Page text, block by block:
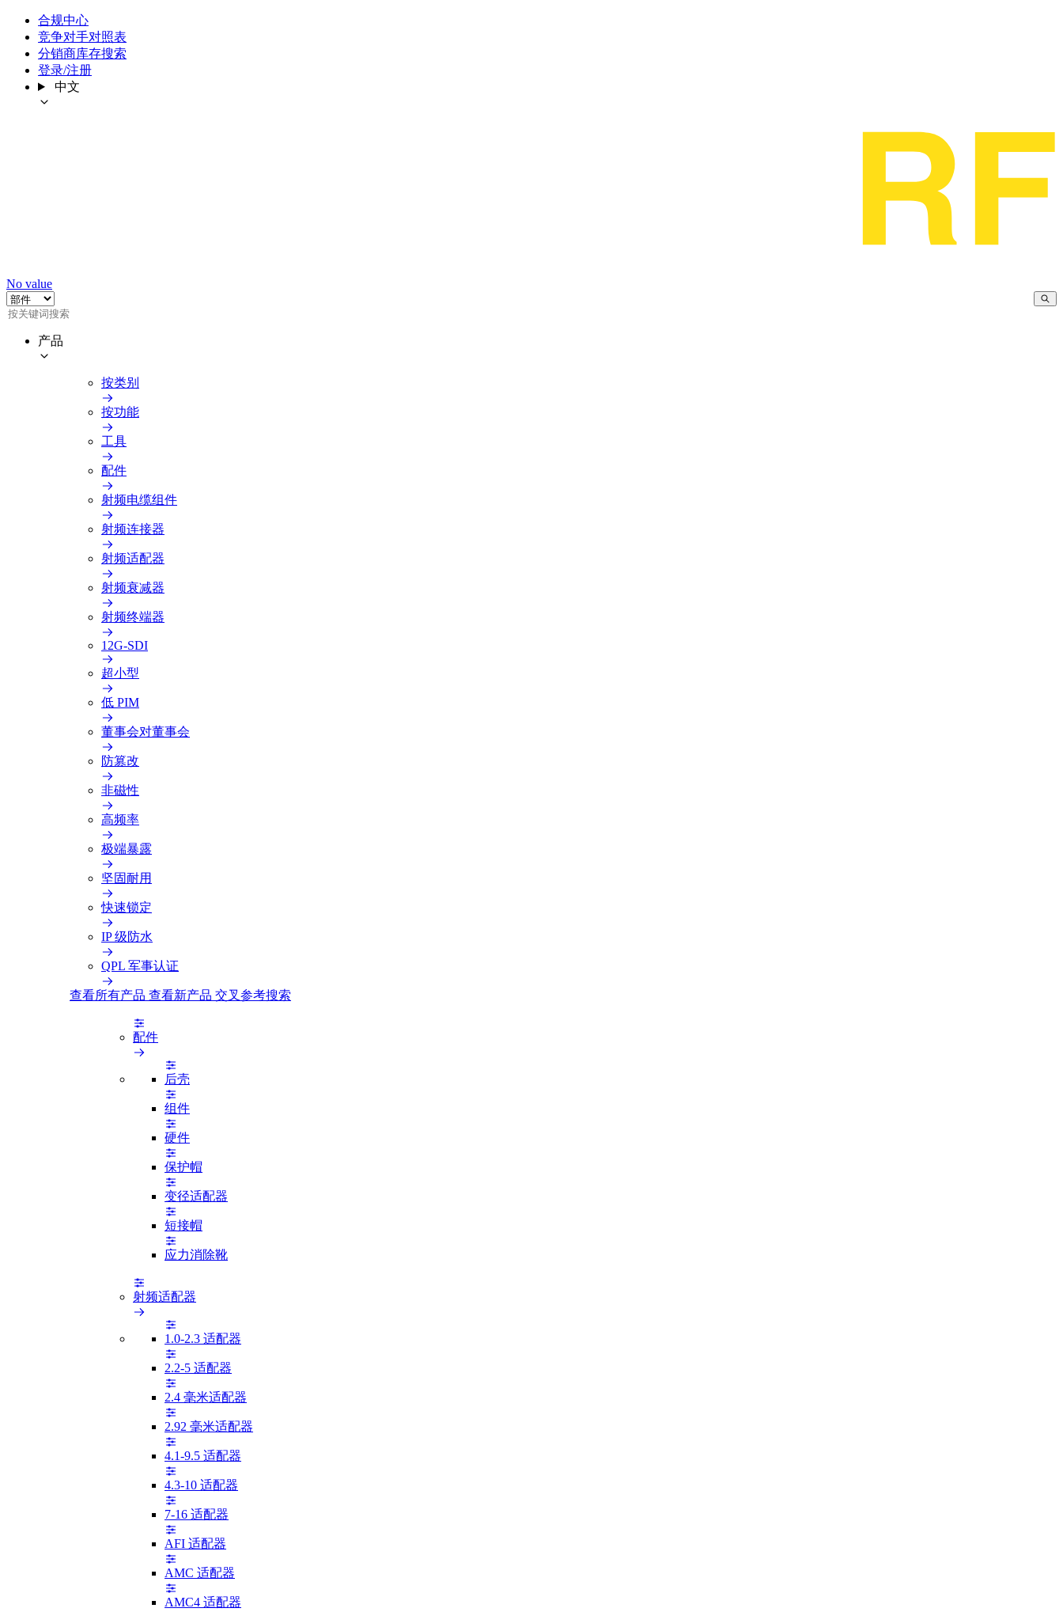
合规中心
竞争对手对照表
分销商库存搜索
登录/注册
中文
No value
产品
按类别
按功能
工具
配件
射频电缆组件
射频连接器
射频适配器
射频衰减器
射频终端器
12G-SDI
超小型
低 PIM
董事会对董事会
防篡改
非磁性
高频率
极端暴露
坚固耐用
快速锁定
IP 级防水
QPL 军事认证
查看所有产品 查看新产品 交叉参考搜索
配件
后壳
组件
硬件
保护帽
变径适配器
短接帽
应力消除靴
射频适配器
1.0-2.3 适配器
2.2-5 适配器
2.4 毫米适配器
2.92 毫米适配器
4.1-9.5 适配器
4.3-10 适配器
7-16 适配器
AFI 适配器
AMC 适配器
AMC4 适配器